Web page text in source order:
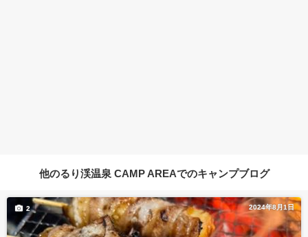
他のるり渓温泉 CAMP AREAでのキャンプブログ
2024年8月1日
2